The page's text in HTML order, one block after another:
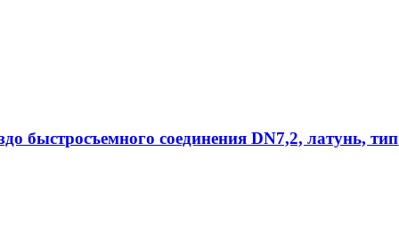
быстросъемного соединения DN7,2, латунь, тип